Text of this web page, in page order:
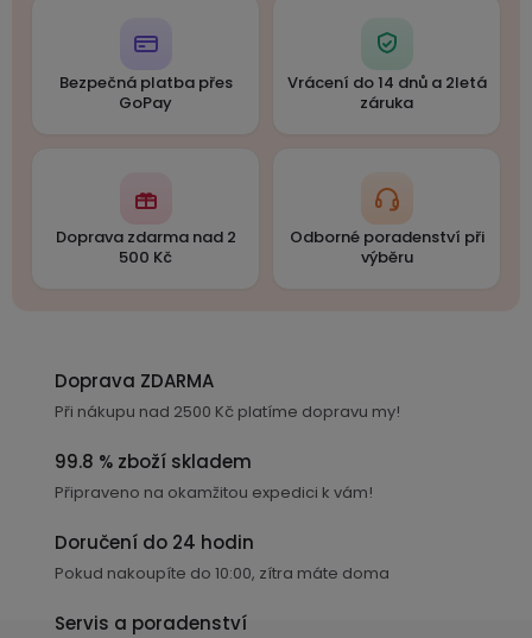
Bezpečná platba přes
GoPay
Vrácení do 14 dnů a 2letá
záruka
Doprava zdarma nad 2
500 Kč
Odborné poradenství při
výběru
Doprava ZDARMA
Při nákupu nad 2500 Kč platíme dopravu my!
99.8 % zboží skladem
Připraveno na okamžitou expedici k vám!
Doručení do 24 hodin
Pokud nakoupíte do 10:00, zítra máte doma
Servis a poradenství